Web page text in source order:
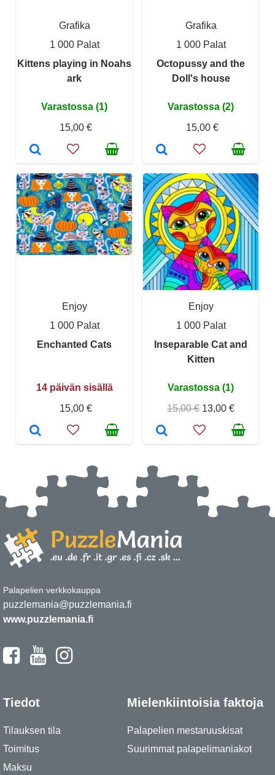
Grafika
1 000 Palat
Kittens playing in Noahs
ark
Varastossa (1)
15,00 €
Grafika
1 000 Palat
Octopussy and the
Doll's house
Varastossa (2)
15,00 €
Enjoy
1 000 Palat
Enchanted Cats
14 päivän sisällä
15,00 €
Enjoy
1 000 Palat
Inseparable Cat and
Kitten
Varastossa (1)
15,00 € 13,00 €
Palapelien verkkokauppa
puzzlemania@puzzlemania.fi
www.puzzlemania.fi
Tiedot
Tilauksen tila
Toimitus
Maksu
Mielenkiintoisia faktoja
Palapelien mestaruuskisat
Suurimmat palapelimaniakot